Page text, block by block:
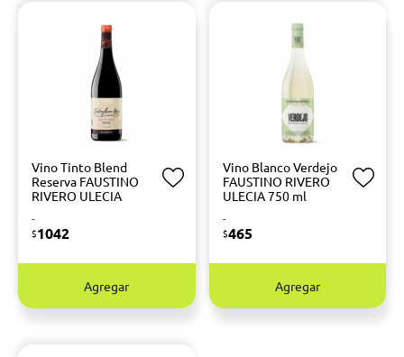
Vino Tinto Blend
Reserva FAUSTINO
RIVERO ULECIA
-
$1042
Agregar
Vino Blanco Verdejo
FAUSTINO RIVERO
ULECIA 750 ml
-
$465
Agregar